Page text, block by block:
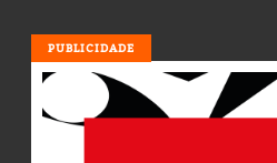
PUBLICIDADE